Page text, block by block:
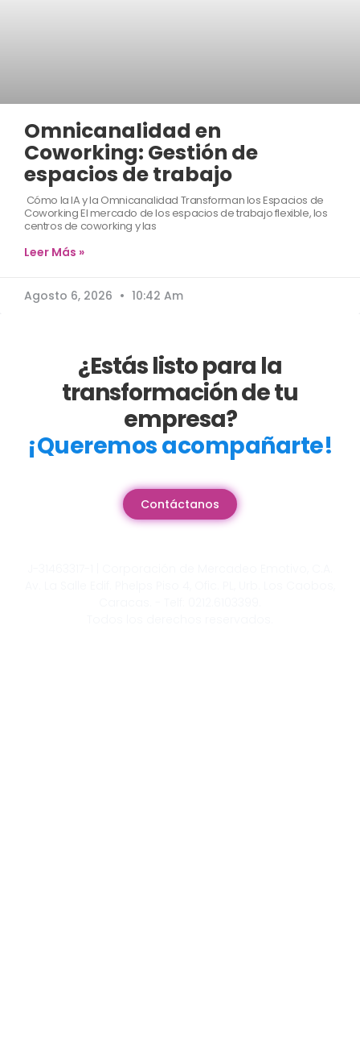
Omnicanalidad en
Coworking: Gestión de
espacios de trabajo
Cómo la IA y la Omnicanalidad Transforman los Espacios de
Coworking El mercado de los espacios de trabajo flexible, los
centros de coworking y las
Leer Más »
Agosto 6, 2026 10:42 Am
¿Estás listo para la
transformación de tu
empresa?
¡Queremos acompañarte!
Contáctanos